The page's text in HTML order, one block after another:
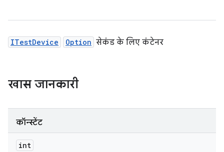
ITestDevice Option सेकंड के लिए कंटेनर
खास जानकारी
कॉन्स्टेंट
int